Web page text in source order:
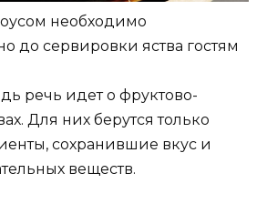
необходимо
до сервировки яства гостям
речь идет о фруктово-
Для них берутся только
сохранившие вкус и
веществ.